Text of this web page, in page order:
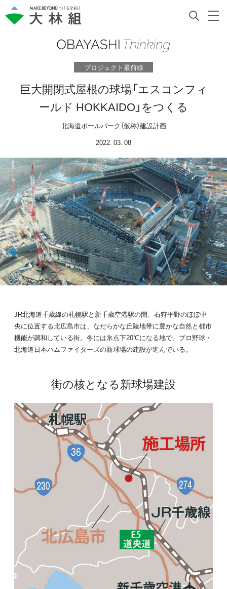
プロジェクト最前線
巨大開閉式屋根の球場「エスコンフィ
ールド HOKKAIDO」をつくる
北海道ボールパーク（仮称）建設計画
2022. 03. 08
JR北海道千歳線の札幌駅と新千歳空港駅の間、石狩平野のほぼ中
央に位置する北広島市は、なだらかな丘陵地帯に豊かな自然と都市
機能が調和している街。冬には氷点下20℃になる地で、プロ野球・
北海道日本ハムファイターズの新球場の建設が進んでいる。
街の核となる新球場建設